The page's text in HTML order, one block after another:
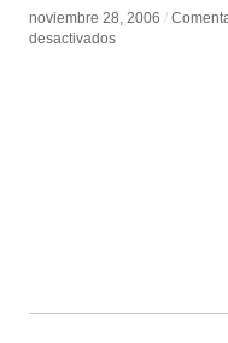
noviembre 28, 2006 /
desactivadosen
noviembre 28, 2006 /
desactivadosen